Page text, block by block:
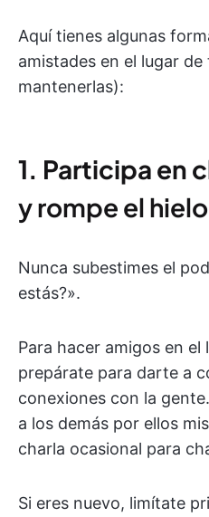
Aquí tienes algunas
amistades en el lugar
mantenerlas):
1. Participa en
y rompe el
Nunca subestimes el
estás?».
Para hacer amigos en el
prepárate para darte a
conexiones con la
a los demás por ellos
charla ocasional para
Si eres nuevo, limítate